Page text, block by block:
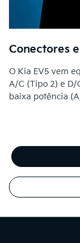
Conectores
O Kia EV5 vem
A/C (Tipo 2) e D/
baixa potência